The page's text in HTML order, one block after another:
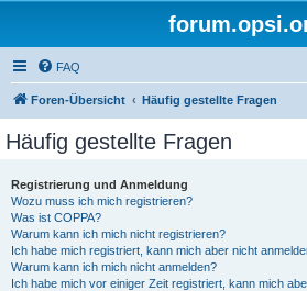
FAQ
Foren-Übersicht Häufig gestellte Fragen
Häufig gestellte Fragen
Registrierung und Anmeldung
Wozu muss ich mich registrieren?
Was ist COPPA?
Warum kann ich mich nicht registrieren?
Ich habe mich registriert, kann mich aber nicht
Warum kann ich mich nicht anmelden?
Ich habe mich vor einiger Zeit registriert, kann mich